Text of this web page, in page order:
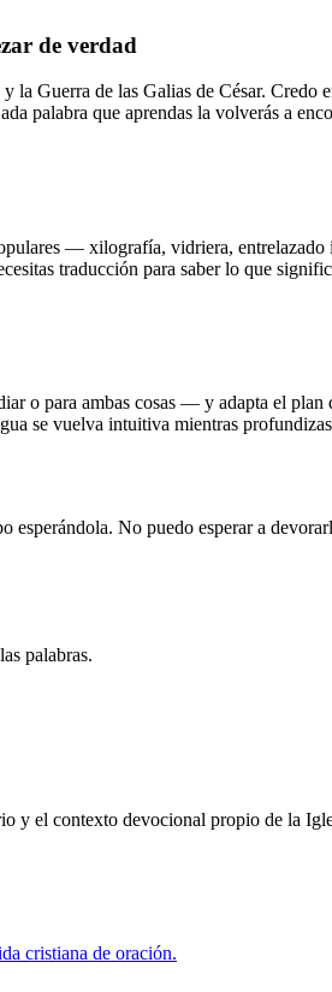
de verdad
la Guerra de las Galias de César.
palabra que aprendas la volverás a
— xilografía, vidriera,
traducción para saber lo que
o para ambas cosas — y adapta el
se vuelva intuitiva mientras
esperándola. No puedo esperar a
palabras.
y el contexto devocional propio de la
cristiana de oración.